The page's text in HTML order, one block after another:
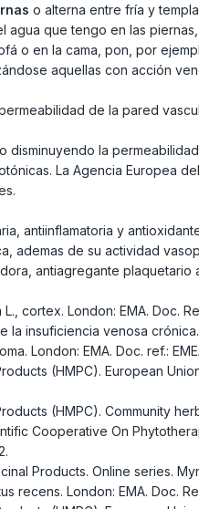
o alterna entre fría y
que tengo en las
o en la cama, pon, por
aquellas con acción
de la pared
disminuyendo la
La Agencia Europea
antiinflamatoria y
ademas de su actividad
antiagregante plaquetario
cortex. London: EMA. Doc.
la insuficiencia venosa crónica.
London: EMA. Doc. ref.:
(HMPC). European
(HMPC). Community
Cooperative On
Products. Online series.
recens. London: EMA. Doc.